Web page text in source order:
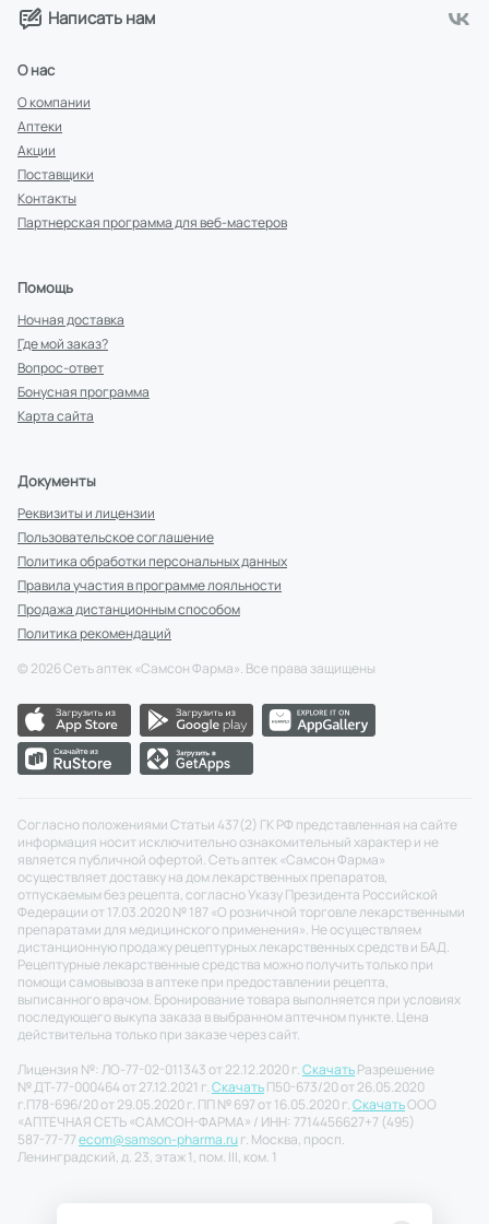
Написать нам
О нас
О компании
Аптеки
Акции
Поставщики
Контакты
Партнерская программа для веб-мастеров
Помощь
Ночная доставка
Где мой заказ?
Вопрос-ответ
Бонусная программа
Карта сайта
Документы
Реквизиты и лицензии
Пользовательское соглашение
Политика обработки персональных данных
Правила участия в программе лояльности
Продажа дистанционным способом
Политика рекомендаций
© 2026Сеть аптек «Самсон Фарма». Все права защищены
Согласно положениями Статьи 437(2) ГК РФ представленная на сайте
информация носит исключительно ознакомительный характер и не
является публичной офертой. Сеть аптек «Самсон Фарма»
осуществляет доставку на дом лекарственных препаратов,
отпускаемым без рецепта, согласно Указу Президента Российской
Федерации от 17.03.2020 № 187 «О розничной торговле лекарственными
препаратами для медицинского применения». Не осуществляем
дистанционную продажу рецептурных лекарственных средств и БАД.
Рецептурные лекарственные средства можно получить только при
помощи самовывоза в аптеке при предоставлении рецепта,
выписанного врачом. Бронирование товара выполняется при условиях
последующего выкупа заказа в выбранном аптечном пункте. Цена
действительна только при заказе через сайт.
Лицензия №: ЛО-77-02-011343 от 22.12.2020 г.СкачатьРазрешение
№ ДТ-77-000464 от 27.12.2021 г.СкачатьП50-673/20 от 26.05.2020
г.П78-696/20 от 29.05.2020 г. ПП № 697 от 16.05.2020 г.СкачатьООО
«АПТЕЧНАЯ СЕТЬ «САМСОН-ФАРМА» / ИНН: 7714456627+7 (495)
587-77-77ecom@samson-pharma.ruг. Москва, просп.
Ленинградский, д. 23, этаж 1, пом. III, ком. 1